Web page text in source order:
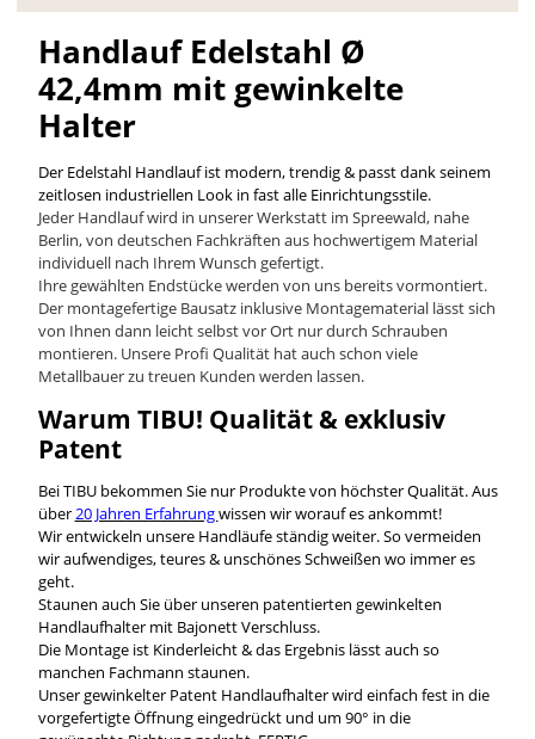
Handlauf Edelstahl Ø
42,4mm mit gewinkelte
Halter
Der Edelstahl Handlauf ist modern, trendig & passt dank seinem
zeitlosen industriellen Look in fast alle Einrichtungsstile.
Jeder Handlauf wird in unserer Werkstatt im Spreewald, nahe
Berlin, von deutschen Fachkräften aus hochwertigem Material
individuell nach Ihrem Wunsch gefertigt.
Ihre gewählten Endstücke werden von uns bereits vormontiert.
Der montagefertige Bausatz inklusive Montagematerial lässt sich
von Ihnen dann leicht selbst vor Ort nur durch Schrauben
montieren. Unsere Profi Qualität hat auch schon viele
Metallbauer zu treuen Kunden werden lassen.
Warum TIBU! Qualität & exklusiv
Patent
Bei TIBU bekommen Sie nur Produkte von höchster Qualität. Aus
über 20 Jahren Erfahrungwissen wir worauf es ankommt!
Wir entwickeln unsere Handläufe ständig weiter. So vermeiden
wir aufwendiges, teures & unschönes Schweißen wo immer es
geht.
Staunen auch Sie über unseren patentierten gewinkelten
Handlaufhalter mit Bajonett Verschluss.
Die Montage ist Kinderleicht & das Ergebnis lässt auch so
manchen Fachmann staunen.
Unser gewinkelter Patent Handlaufhalter wird einfach fest in die
vorgefertigte Öffnung eingedrückt und um 90° in die